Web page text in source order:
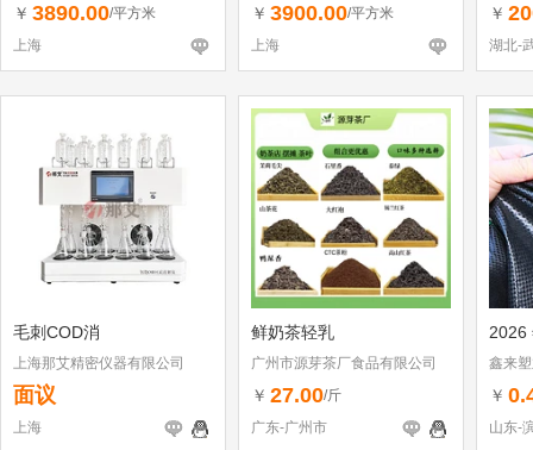
￥ 3890.00/平方米
上海
￥ 3900.00/平方米
上海
￥
湖北-
毛刺COD消
上海那艾精密仪器有限公司
面议
上海
鲜奶茶轻乳
广州市源芽茶厂食品有限公司
￥ 27.00/斤
广东-广州市
2026
鑫来
￥
山东-